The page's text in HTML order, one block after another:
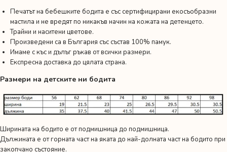
Печатът на бебешките бодита е със сертифицирани екосъобразни
мастила и не вредят по никакъв начин на кожата на детенцето.
Трайни и наситени цветове.
Произведени са в България със състав 100% памук.
Имаме с къс и дълъг ръкав от всички размери.
Експресна доставка до цялата страна.
Размери на детските ни бодита
Ширината на бодито е от подмишница до подмишница.
Дължината е от горната част на яката до най-долната част на бодито при
закопчано състояние.